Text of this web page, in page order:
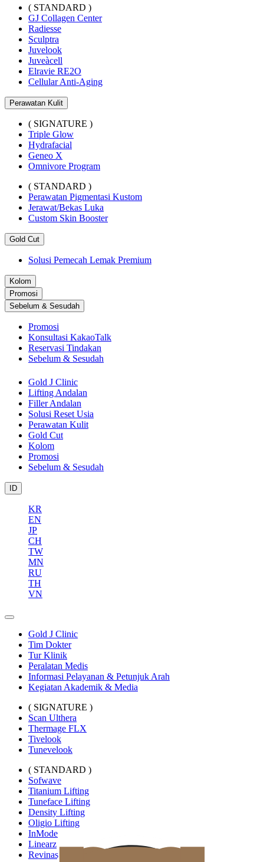
( STANDARD )
GJ Collagen Center
Radiesse
Sculptra
Juvelook
Juveàcell
Elravie RE2O
Cellular Anti-Aging
Perawatan Kulit
( SIGNATURE )
Triple Glow
Hydrafacial
Geneo X
Omnivore Program
( STANDARD )
Perawatan Pigmentasi Kustom
Jerawat/Bekas Luka
Custom Skin Booster
Gold Cut
Solusi Pemecah Lemak Premium
Kolom
Promosi
Sebelum & Sesudah
Promosi
Konsultasi KakaoTalk
Reservasi Tindakan
Sebelum & Sesudah
Gold J Clinic
Lifting Andalan
Filler Andalan
Solusi Reset Usia
Perawatan Kulit
Gold Cut
Kolom
Promosi
Sebelum & Sesudah
ID
KR
EN
JP
CH
TW
MN
RU
TH
VN
Gold J Clinic
Tim Dokter
Tur Klinik
Peralatan Medis
Informasi Pelayanan & Petunjuk Arah
Kegiatan Akademik & Media
( SIGNATURE )
Scan Ulthera
Thermage FLX
Tivelook
Tunevelook
( STANDARD )
Sofwave
Titanium Lifting
Tuneface Lifting
Density Lifting
Oligio Lifting
InMode
Linearz
Revinas